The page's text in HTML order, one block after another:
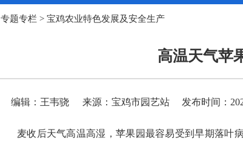
专题专栏 > 宝鸡农业特色发展及安全生产
高温天气苹
编辑：王韦骁 来源：宝鸡市园艺站 发布时间：
麦收后天气高温高湿，苹果园最容易受到早期落叶